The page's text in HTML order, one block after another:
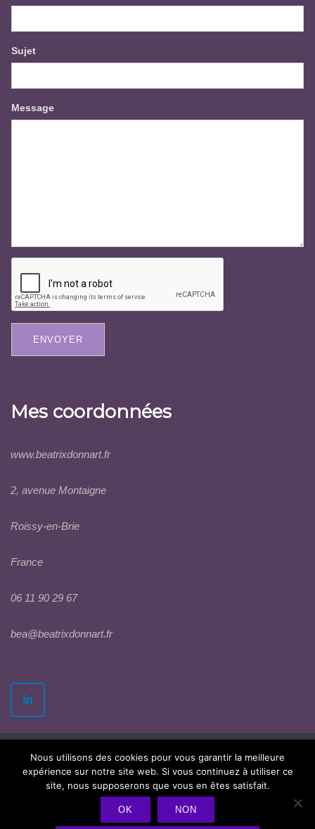
Sujet
Message
ENVOYER
Mes coordonnées
www.beatrixdonnart.fr
2, avenue Montaigne
Roissy-en-Brie
France
06 11 90 29 67
bea@beatrixdonnart.fr
2026 © Béatrix Donnart Politique de confidentialité Theme by
Nous utilisons des cookies pour vous garantir la meilleure
expérience sur notre site web. Si vous continuez à utiliser ce
site, nous supposerons que vous en êtes satisfait.
OK NON